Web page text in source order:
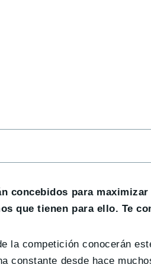
concebidos para
que tienen para ello. Te
la competición conocerán
constante desde hace